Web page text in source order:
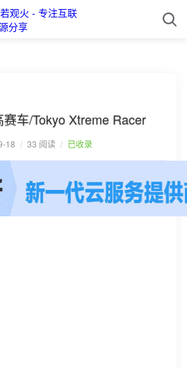
车/Tokyo Xtreme Racer
18 / 33 阅读 / 已收录